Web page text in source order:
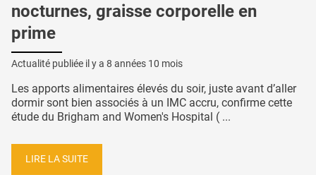
nocturnes, graisse corporelle en
prime
Actualité publiée il y a 8 années 10 mois
Les apports alimentaires élevés du soir, juste avant d’aller
dormir sont bien associés à un IMC accru, confirme cette
étude du Brigham and Women's Hospital ( ...
LIRE LA SUITE